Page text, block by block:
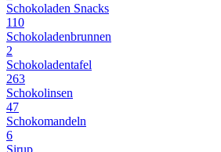
Schokoladen Snacks
110
Schokoladenbrunnen
2
Schokoladentafel
263
Schokolinsen
47
Schokomandeln
6
Sirup